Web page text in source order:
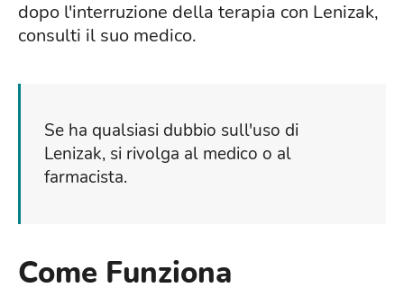
dopo l'interruzione della terapia con Lenizak,
consulti il suo medico.
Se ha qualsiasi dubbio sull'uso di
Lenizak, si rivolga al medico o al
farmacista.
Come Funziona